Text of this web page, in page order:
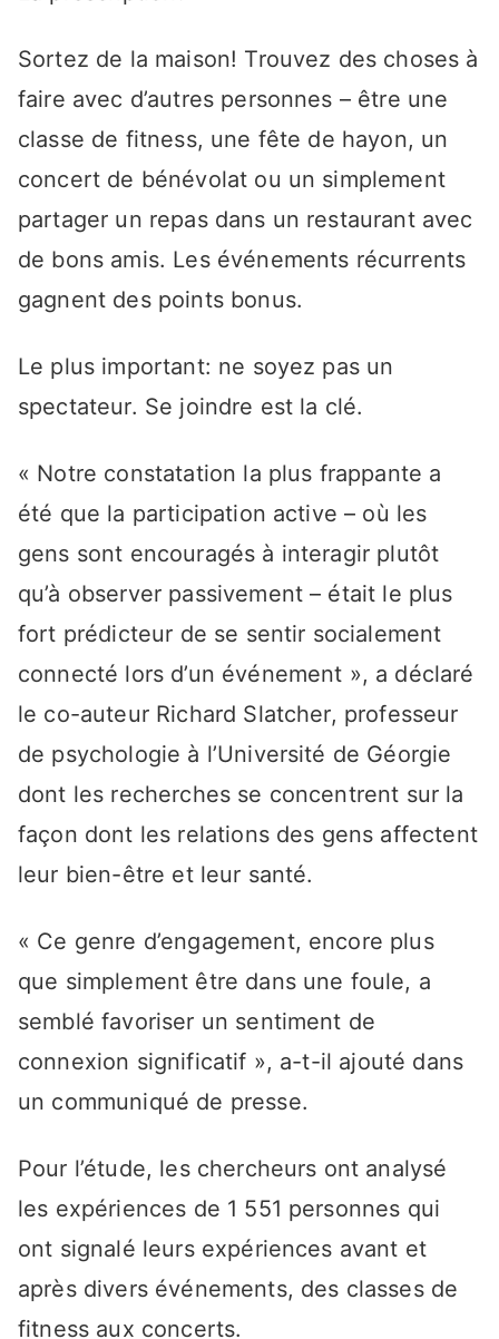
Sortez de la maison! Trouvez des choses à
faire avec d’autres personnes – être une
classe de fitness, une fête de hayon, un
concert de bénévolat ou un simplement
partager un repas dans un restaurant avec
de bons amis. Les événements récurrents
gagnent des points bonus.
Le plus important: ne soyez pas un
spectateur. Se joindre est la clé.
« Notre constatation la plus frappante a
été que la participation active – où les
gens sont encouragés à interagir plutôt
qu’à observer passivement – était le plus
fort prédicteur de se sentir socialement
connecté lors d’un événement », a déclaré
le co-auteur Richard Slatcher, professeur
de psychologie à l’Université de Géorgie
dont les recherches se concentrent sur la
façon dont les relations des gens affectent
leur bien-être et leur santé.
« Ce genre d’engagement, encore plus
que simplement être dans une foule, a
semblé favoriser un sentiment de
connexion significatif », a-t-il ajouté dans
un communiqué de presse.
Pour l’étude, les chercheurs ont analysé
les expériences de 1 551 personnes qui
ont signalé leurs expériences avant et
après divers événements, des classes de
fitness aux concerts.